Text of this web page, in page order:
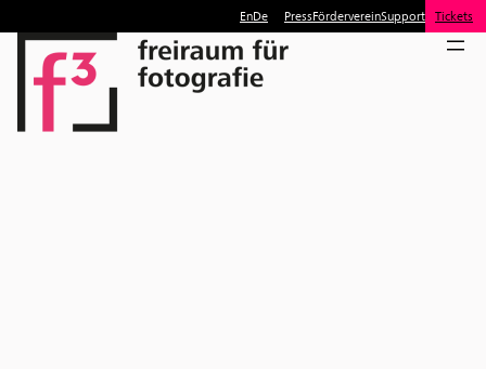
EnDe PressFördervereinSupport Tickets